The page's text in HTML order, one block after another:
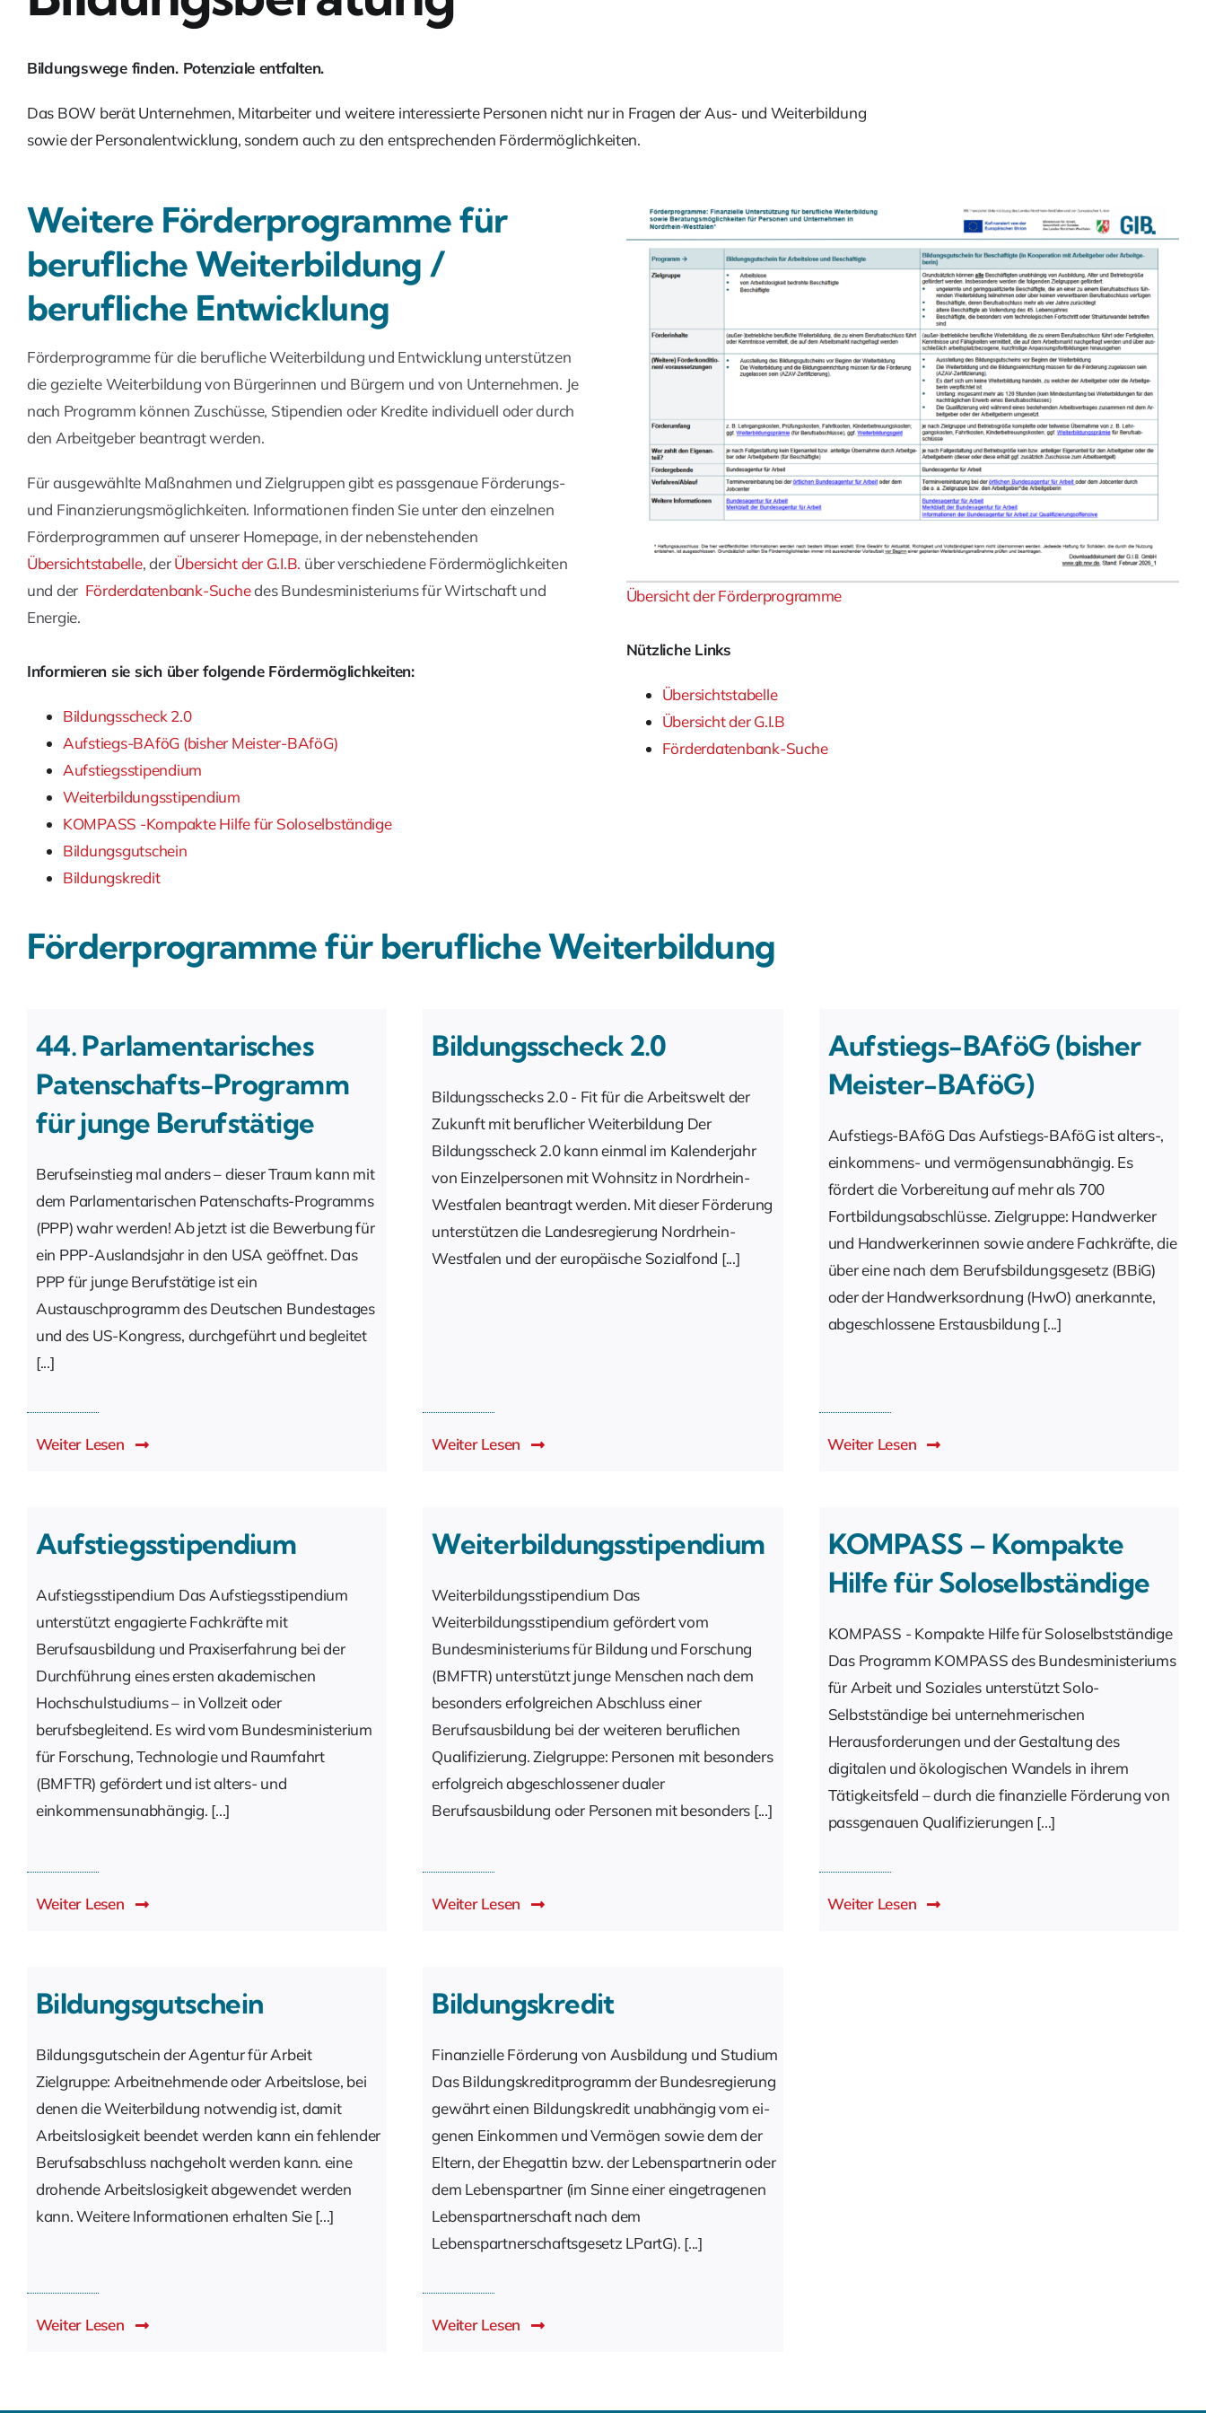
Bildungswege finden. Potenziale entfalten.
Das BOW berät Unternehmen, Mitarbeiter und weitere interessierte Personen nicht nur in Fragen der Aus- und Weiterbildung
sowie der Personalentwicklung, sondern auch zu den entsprechenden Fördermöglichkeiten.
Weitere Förderprogramme für
berufliche Weiterbildung /
berufliche Entwicklung
Förderprogramme für die berufliche Weiterbildung und Entwicklung unterstützen
die gezielte Weiterbildung von Bürgerinnen und Bürgern und von Unternehmen. Je
nach Programm können Zuschüsse, Stipendien oder Kredite individuell oder durch
den Arbeitgeber beantragt werden.
Für ausgewählte Maßnahmen und Zielgruppen gibt es passgenaue Förderungs-
und Finanzierungsmöglichkeiten. Informationen finden Sie unter den einzelnen
Förderprogrammen auf unserer Homepage, in der nebenstehenden
Übersichtstabelle, derÜbersicht der G.I.B. über verschiedene Fördermöglichkeiten
und der Förderdatenbank-Suchedes Bundesministeriums für Wirtschaft und
Energie.
Informieren sie sich über folgende Fördermöglichkeiten:
Bildungsscheck 2.0
Aufstiegs-BAföG (bisher Meister-BAföG)
Aufstiegsstipendium
Weiterbildungsstipendium
KOMPASS -Kompakte Hilfe für Soloselbständige
Bildungsgutschein
Bildungskredit
Übersicht der Förderprogramme
Nützliche Links
Übersichtstabelle
Übersicht der G.I.B
Förderdatenbank-Suche
Förderprogramme für berufliche Weiterbildung
44. Parlamentarisches
Patenschafts-Programm
für junge Berufstätige
Berufseinstieg mal anders – dieser Traum kann mit
dem Parlamentarischen Patenschafts-Programms
(PPP) wahr werden! Ab jetzt ist die Bewerbung für
ein PPP-Auslandsjahr in den USA geöffnet. Das
PPP für junge Berufstätige ist ein
Austauschprogramm des Deutschen Bundestages
und des US-Kongress, durchgeführt und begleitet
[...]
Weiter Lesen
Bildungsscheck 2.0
Bildungsschecks 2.0 - Fit für die Arbeitswelt der
Zukunft mit beruflicher Weiterbildung Der
Bildungsscheck 2.0 kann einmal im Kalenderjahr
von Einzelpersonen mit Wohnsitz in Nordrhein-
Westfalen beantragt werden. Mit dieser Förderung
unterstützen die Landesregierung Nordrhein-
Westfalen und der europäische Sozialfond [...]
Weiter Lesen
Aufstiegs-BAföG (bisher
Meister-BAföG)
Aufstiegs-BAföG Das Aufstiegs-BAföG ist alters-,
einkommens- und vermögensunabhängig. Es
fördert die Vorbereitung auf mehr als 700
Fortbildungsabschlüsse. Zielgruppe: Handwerker
und Handwerkerinnen sowie andere Fachkräfte, die
über eine nach dem Berufsbildungsgesetz (BBiG)
oder der Handwerksordnung (HwO) anerkannte,
abgeschlossene Erstausbildung [...]
Weiter Lesen
Aufstiegsstipendium
Aufstiegsstipendium Das Aufstiegsstipendium
unterstützt engagierte Fachkräfte mit
Berufsausbildung und Praxiserfahrung bei der
Durchführung eines ersten akademischen
Hochschulstudiums – in Vollzeit oder
berufsbegleitend. Es wird vom Bundesministerium
für Forschung, Technologie und Raumfahrt
(BMFTR) gefördert und ist alters- und
einkommensunabhängig. [...]
Weiter Lesen
Weiterbildungsstipendium
Weiterbildungsstipendium Das
Weiterbildungsstipendium gefördert vom
Bundesministeriums für Bildung und Forschung
(BMFTR) unterstützt junge Menschen nach dem
besonders erfolgreichen Abschluss einer
Berufsausbildung bei der weiteren beruflichen
Qualifizierung. Zielgruppe: Personen mit besonders
erfolgreich abgeschlossener dualer
Berufsausbildung oder Personen mit besonders [...]
Weiter Lesen
KOMPASS – Kompakte
Hilfe für Soloselbständige
KOMPASS - Kompakte Hilfe für Soloselbstständige
Das Programm KOMPASS des Bundesministeriums
für Arbeit und Soziales unterstützt Solo-
Selbstständige bei unternehmerischen
Herausforderungen und der Gestaltung des
digitalen und ökologischen Wandels in ihrem
Tätigkeitsfeld – durch die finanzielle Förderung von
passgenauen Qualifizierungen [...]
Weiter Lesen
Bildungsgutschein
Bildungsgutschein der Agentur für Arbeit
Zielgruppe: Arbeitnehmende oder Arbeitslose, bei
denen die Weiterbildung notwendig ist, damit
Arbeitslosigkeit beendet werden kann ein fehlender
Berufsabschluss nachgeholt werden kann. eine
drohende Arbeitslosigkeit abgewendet werden
kann. Weitere Informationen erhalten Sie [...]
Weiter Lesen
Bildungskredit
Finanzielle Förderung von Ausbildung und Studium
Das Bil­dungs­kre­dit­pro­gramm der Bun­des­re­gie­rung
ge­währt einen Bildungskredit un­ab­hän­gig vom ei­
ge­nen Ein­kom­men und Ver­mö­gen so­wie dem der
El­tern, der Ehe­gat­tin bzw. der Lebenspartnerin oder
dem Lebenspartner (im Sinne einer eingetragenen
Lebenspartnerschaft nach dem
Lebenspartnerschaftsgesetz LPartG). [...]
Weiter Lesen